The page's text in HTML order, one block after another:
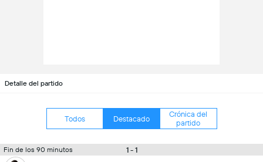
Detalle del partido
Todos Destacado
Crónica del
partido
Fin de los 90 minutos 1 - 1